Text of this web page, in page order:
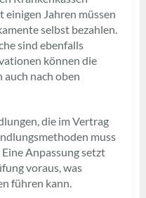
einigen Jahren müssen
selbst bezahlen.
sind ebenfalls
können die
nach oben
die im Vertrag
muss
Anpassung setzt
voraus, was
führen kann.